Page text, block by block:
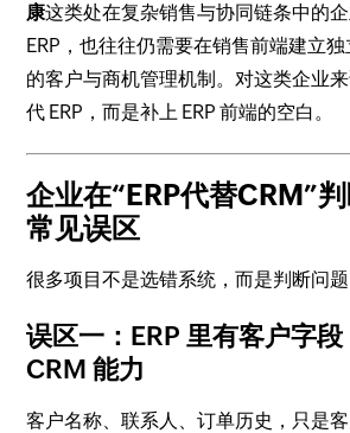
康这类处在复杂销售与协同链条中的
ERP，也往往仍需要在销售前端建立
的客户与商机管理机制。对这类企业
代 ERP，而是补上 ERP 前端的空白。
企业在“ERP代替CRM”
常见误区
很多项目不是选错系统，而是判断问题
误区一：ERP 里有客户字
CRM 能力
客户名称、联系人、订单历史，只是